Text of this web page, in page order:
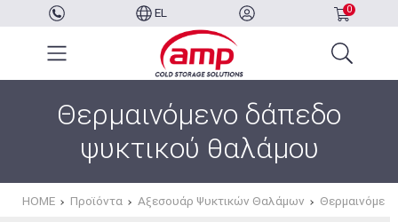
EL 0
Θερμαινόμενο δάπεδο
ψυκτικού θαλάμου
HOME Προϊόντα Αξεσουάρ Ψυκτικών Θαλάμων